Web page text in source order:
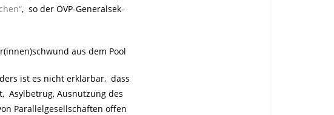
, so der ÖVP-Generalsek-
aus dem Pool
ist es nicht erklärbar, dass
Asylbetrug, Ausnutzung des
Parallelgesellschaften offen